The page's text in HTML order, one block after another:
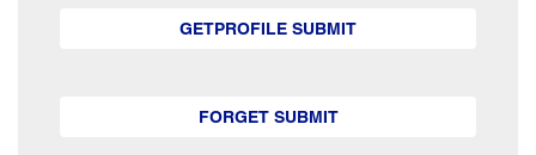
GETPROFILE SUBMIT
FORGET SUBMIT